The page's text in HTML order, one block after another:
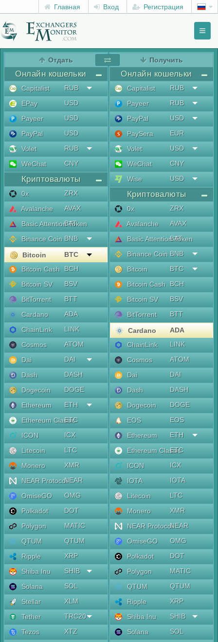
Главная Вход Регистрация
Отдать
Онлайн кошельки
Capitalist
RUB
EPay
USD
Payeer
USD
PayPal
USD
Volet
RUB
WeChat
CNY
Криптовалюты
0x
ZRX
Avalanche
AVAX
Basic Attention Token
BAT
Binance Coin BNB
Bitcoin
BTC
Bitcoin Cash
BCH
Bitcoin SV
BSV
BitTorrent
BTT
Cardano
ADA
ChainLink
LINK
Cosmos
ATOM
Dai
DAI
Dash
DASH
Dogecoin
DOGE
Ethereum
ETH
Ethereum Classic
ETC
ICON
ICX
Litecoin
LTC
Monero
XMR
NEAR ProtocolNEAR
OmiseGO
OMG
Polkadot
DOT
Polygon
MATIC
QTUM
QTUM
Ripple
XRP
Shiba Inu
SHIB
Solana
SOL
Stellar
XLM
Tether
TRC20
Tezos
XTZ
Получить
Онлайн кошельки
Capitalist
RUB
Payeer
RUB
PayPal
USD
PaySera
EUR
Volet
USD
WeChat
CNY
Wise
USD
Криптовалюты
0x
ZRX
Avalanche
AVAX
Basic Attention Token
BAT
Binance Coin BNB
Bitcoin
BTC
Bitcoin Cash
BCH
Bitcoin SV
BSV
BitTorrent
BTT
Cardano
ADA
ChainLink
LINK
Cosmos
ATOM
Dai
DAI
Dash
DASH
Dogecoin
DOGE
EOS
EOS
Ethereum
ETH
Ethereum Classic
ETC
ICON
ICX
IOTA
IOTA
Litecoin
LTC
Monero
XMR
NEAR ProtocolNEAR
OmiseGO
OMG
Polkadot
DOT
Polygon
MATIC
QTUM
QTUM
Ripple
XRP
Shiba Inu
SHIB
Solana
SOL